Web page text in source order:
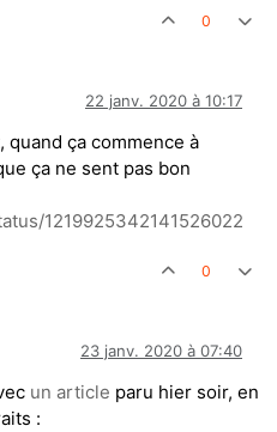
0
22 janv. 2020 à 10:17
quand ça commence à
ça ne sent pas bon
1219925342141526022
0
23 janv. 2020 à 07:40
un article paru hier soir, en
: